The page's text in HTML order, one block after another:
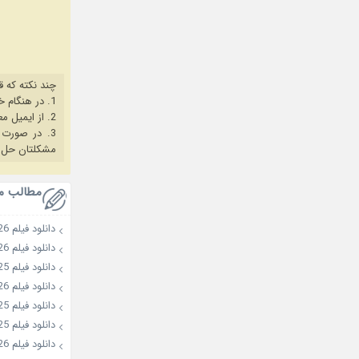
چند نکته که
1. در هنگام خرید حتما از آخرین نسخه مروگر فایرفاکس یا کروم استفاده کنید.
2. از ایمیل معتبر برای ثبت نام استفاده کنید.
3. در صورت بروز هرگونه مشکل در خرید، ابتدا
مشکلتان
مطالب
دانلود فیلم Golden Kamuy: The Abashiri Prison Raid 2026
دانلود فیلم Wild Sing 2026
دانلود فیلم Second Sister 2025
دانلود فیلم Colony 2026
دانلود فیلم Choir of God 2025
دانلود فیلم Hokusais Daughter 2025
دانلود فیلم Husbands in Action 2026